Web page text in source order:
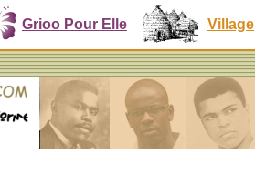
Grioo Pour Elle Village